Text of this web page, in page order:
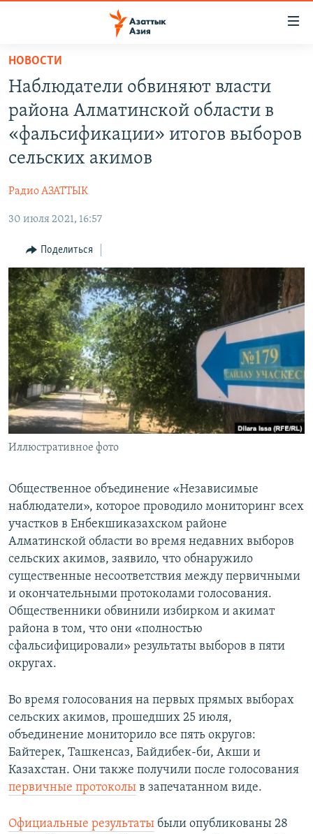
Вернуться
основному
содержанию
Вернутся
главной
Вернутся
ЦЕНТРАЛЬНАЯ АЗИЯ
КЫРГЫЗСТАН
НОВОСТИ
ВОЙНА В УКРАИНЕ
ЎЗБЕКЧА
ТОҶИКӢ
TÜRKMENÇE
ПОДПИШИТЕСЬ НА НАС В СОЦСЕТЯХ
Все сайты РСЕ/РС
НОВОСТИ
Наблюдатели обвиняют власти
района Алматинской области в
«фальсификации» итогов выборов
сельских акимов
Радио АЗАТТЫК
30 июля 2021, 16:57
Поделиться
Иллюстративное фото
Общественное объединение «Независимые
наблюдатели», которое проводило мониторинг всех
участков в Енбекшиказахском районе
Алматинской области во время недавних выборов
сельских акимов, заявило, что обнаружило
существенные несоответствия между первичными
и окончательными протоколами голосования.
Общественники обвинили избирком и акимат
района в том, что они «полностью
сфальсифицировали» результаты выборов в пяти
округах.
Во время голосования на первых прямых выборах
сельских акимов, прошедших 25 июля,
объединение мониторило все пять округов:
Байтерек, Ташкенсаз, Байдибек-би, Акши и
Казахстан. Они также получили после голосования
первичные протоколы в запечатанном виде.
Официальные результаты были опубликованы 28